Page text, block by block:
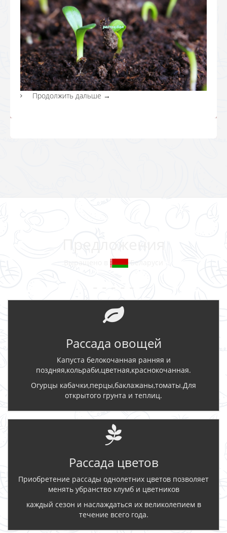
Продолжить дальше →
Рассада овощей
Капуста белокочанная ранняя и
поздняя,кольраби,цветная,краснокочанная.
Огурцы кабачки,перцы,баклажаны,томаты.Для
открытого грунта и теплиц.
Рассада цветов
Приобретение рассады однолетних цветов позволяет
менять убранство клумб и цветников
каждый сезон и наслаждаться их великолепием в
течение всего года.